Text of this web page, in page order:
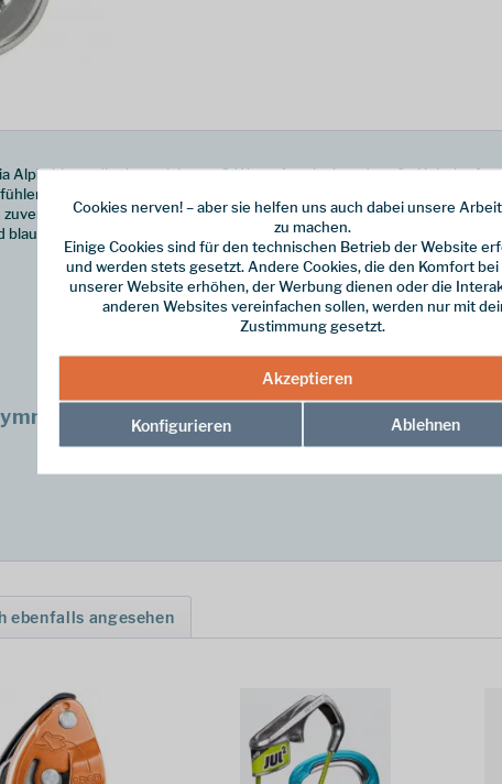
Alpin bietet dir einen sicheren 3-Wege Autolock und große
müssen sich auf ihr Equipment absolut verlassen können. Die
ab. Außerdem punktet der Austria Alpin D-Assymm 3-
blau passiviert.
3 Wege"
ebenfalls angesehen
Cookies nerven! – aber sie helfen uns auch dabei unsere
zu machen.
Einige Cookies sind für den technischen Betrieb der Website
und werden stets gesetzt. Andere Cookies, die den Komfort
unserer Website erhöhen, der Werbung dienen oder die
anderen Websites vereinfachen sollen, werden nur mit
Zustimmung gesetzt.
Akzeptieren
Konfigurieren Ablehnen